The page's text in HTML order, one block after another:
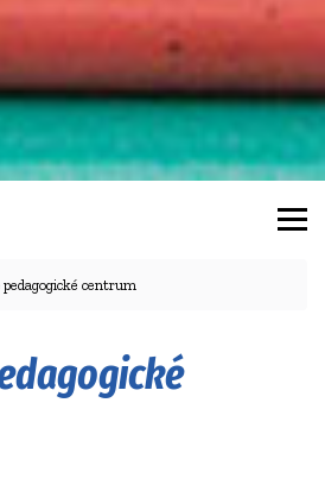
centrum